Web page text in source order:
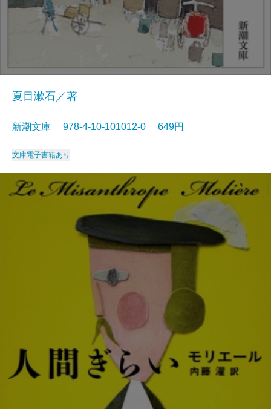
夏目漱石／著
新潮文庫 978-4-10-101012-0 649円
文庫電子書籍あり